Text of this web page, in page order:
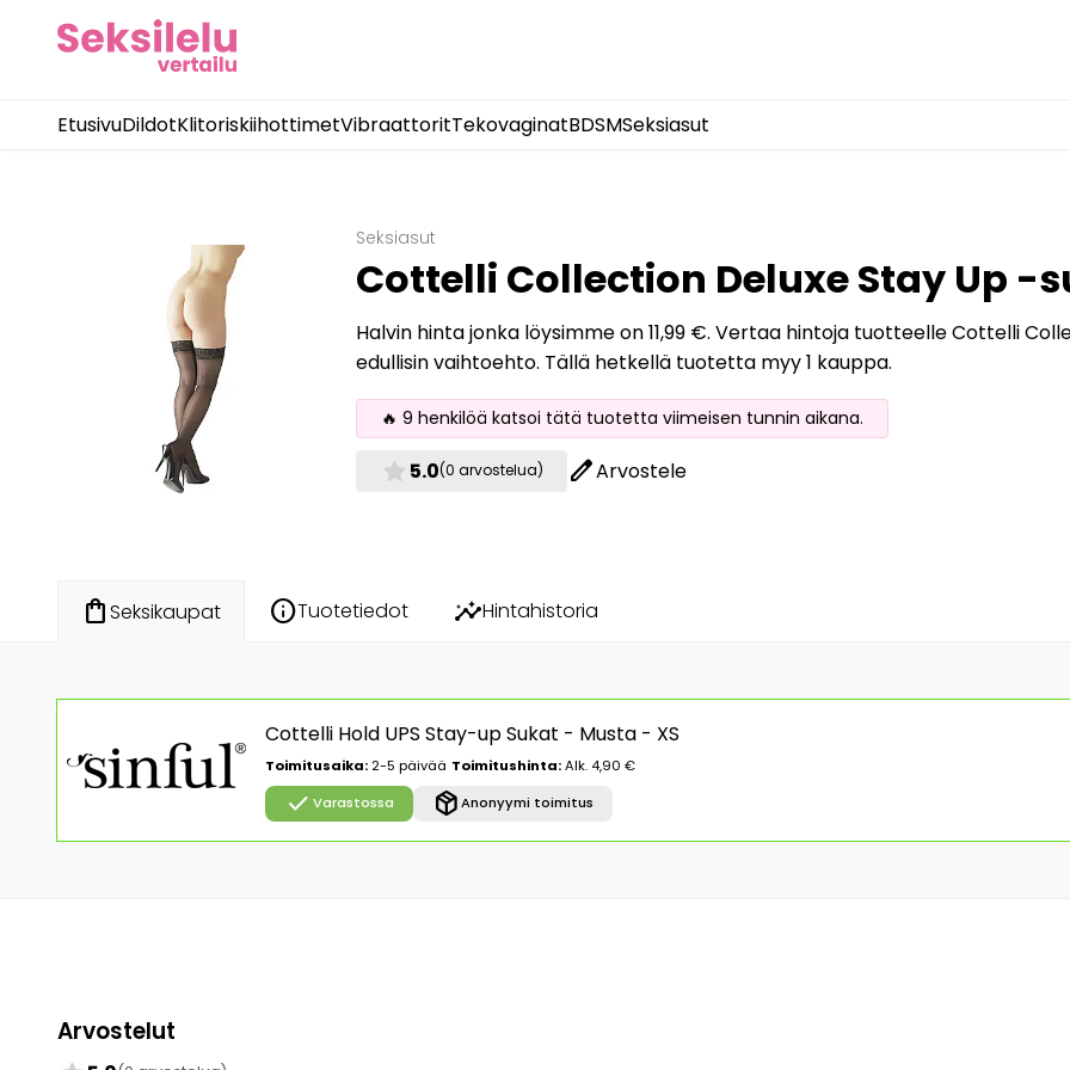
EtusivuDildotKlitoriskiihottimetVibraattoritTekovaginatBDSMSeksiasut
Seksiasut
Cottelli Collection Deluxe Stay Up -
Halvin hinta jonka löysimme on 11,99 €. Vertaa hintoja tuotteelle Cottelli
edullisin vaihtoehto. Tällä hetkellä tuotetta myy 1 kauppa.
🔥 9 henkilöä katsoi tätä tuotetta viimeisen tunnin aikana.
star 5.0(0 arvostelua) editArvostele
shopping_bagSeksikaupat infoTuotetiedot insightsHintahistoria
Cottelli Hold UPS Stay-up Sukat - Musta - XS
Toimitusaika: 2-5 päivää Toimitushinta:Alk. 4,90 €
check Varastossa package_2Anonyymi toimitus
Arvostelut